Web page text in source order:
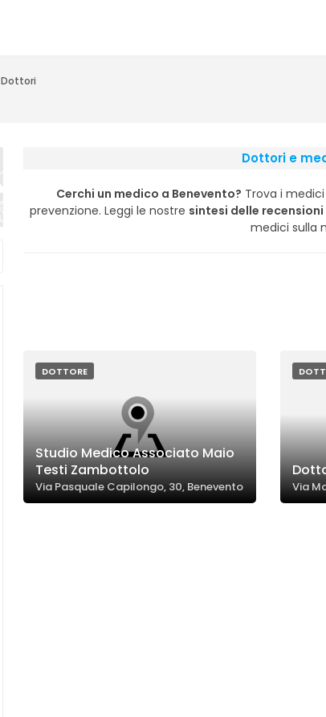
Dottori
Dottori e
Cerchi un medico a Benevento? Trova i
prevenzione. Leggi le nostre sintesi delle recensioni
medici sulla
DOTTORE
Studio Medico Associato Maio
Testi Zambottolo
Via Pasquale Capilongo, 30, Benevento Via